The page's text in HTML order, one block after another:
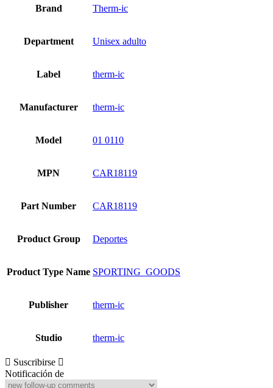
Brand Therm-ic
Department Unisex adulto
Label therm-ic
Manufacturer therm-ic
Model 01 0110
MPN CAR18119
Part Number CAR18119
Product Group Deportes
Product Type Name SPORTING_GOODS
Publisher therm-ic
Studio therm-ic
Suscribirse
Notificación de